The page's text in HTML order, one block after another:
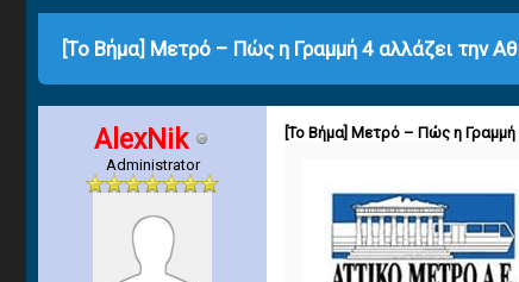
[Το Βήμα] Μετρό – Πώς η Γραμμή 4 αλλάζει την
AlexNik
Administrator
[Το Βήμα] Μετρό – Πώς η Γραμμή